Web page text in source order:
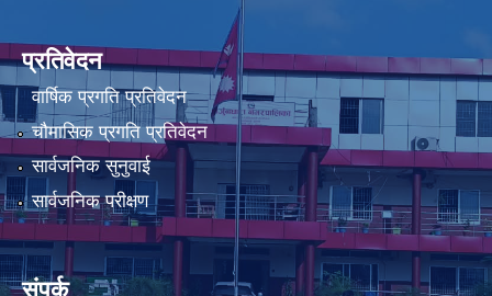
प्रतिवेदन
वार्षिक प्रगति प्रतिवेदन
चौमासिक प्रगति प्रतिवेदन
सार्वजनिक सुनुवाई
सार्वजनिक परीक्षण
संपर्क